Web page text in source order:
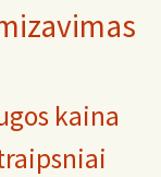
kaina